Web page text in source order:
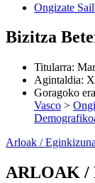
Ongizate
Bizitza
Titularra:
Agintaldia:
Goragoko
Vasco >
Arloak /
ARLOAK /